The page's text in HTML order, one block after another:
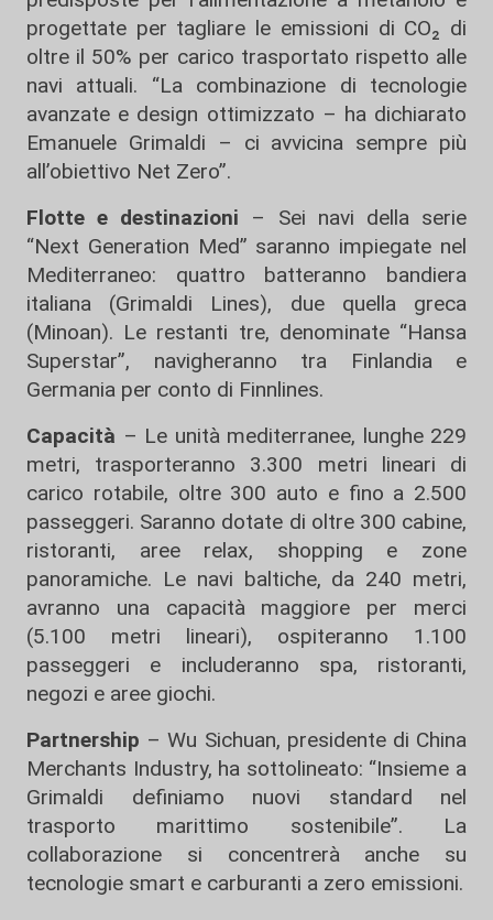
progettate per tagliare le emissioni di CO₂ di
oltre il 50% per carico trasportato rispetto alle
navi attuali. “La combinazione di tecnologie
avanzate e design ottimizzato – ha dichiarato
Emanuele Grimaldi – ci avvicina sempre più
all’obiettivo Net Zero”.
Flotte e destinazioni – Sei navi della serie
“Next Generation Med” saranno impiegate nel
Mediterraneo: quattro batteranno bandiera
italiana (Grimaldi Lines), due quella greca
(Minoan). Le restanti tre, denominate “Hansa
Superstar”, navigheranno tra Finlandia e
Germania per conto di Finnlines.
Capacità – Le unità mediterranee, lunghe 229
metri, trasporteranno 3.300 metri lineari di
carico rotabile, oltre 300 auto e fino a 2.500
passeggeri. Saranno dotate di oltre 300 cabine,
ristoranti, aree relax, shopping e zone
panoramiche. Le navi baltiche, da 240 metri,
avranno una capacità maggiore per merci
(5.100 metri lineari), ospiteranno 1.100
passeggeri e includeranno spa, ristoranti,
negozi e aree giochi.
Partnership – Wu Sichuan, presidente di China
Merchants Industry, ha sottolineato: “Insieme a
Grimaldi definiamo nuovi standard nel
trasporto marittimo sostenibile”. La
collaborazione si concentrerà anche su
tecnologie smart e carburanti a zero emissioni.